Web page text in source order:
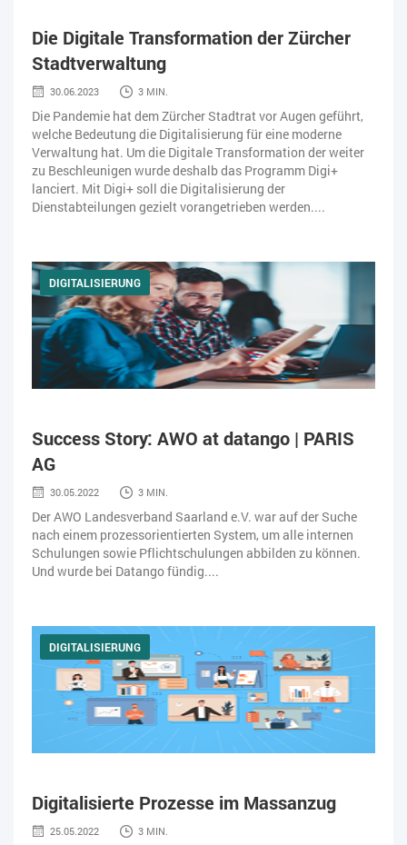
SOFTWARE-AS-A-SERVICE SOFTWAREENTWICKLUNG
TRANSPORTLOGISTIK / LAGER
USER EXPERIENCE WEB-SHOP ZEITWIRTSCHAFT
Die Digitale Transformation der Zürcher
Stadtverwaltung
30.06.2023 3 MIN.
Die Pandemie hat dem Zürcher Stadtrat vor Augen geführt,
welche Bedeutung die Digitalisierung für eine moderne
Verwaltung hat. Um die Digitale Transformation der weiter
zu Beschleunigen wurde deshalb das Programm Digi+
lanciert. Mit Digi+ soll die Digitalisierung der
Dienstabteilungen gezielt vorangetrieben werden....
DIGITALISIERUNG
Success Story: AWO at datango | PARIS
AG
30.05.2022 3 MIN.
Der AWO Landesverband Saarland e.V. war auf der Suche
nach einem prozessorientierten System, um alle internen
Schulungen sowie Pflichtschulungen abbilden zu können.
Und wurde bei Datango fündig....
DIGITALISIERUNG
Digitalisierte Prozesse im Massanzug
25.05.2022 3 MIN.